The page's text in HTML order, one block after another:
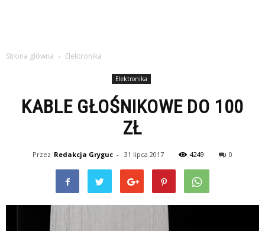
Strona główna Elektronika
Elektronika
KABLE GŁOŚNIKOWE DO 100
ZŁ
Przez Redakcja Gryguc - 31 lipca 2017 4249 0